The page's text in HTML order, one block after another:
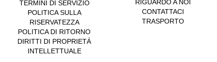
TERMINI DI SERVIZIO
POLITICA SULLA
RISERVATEZZA
POLITICA DI RITORNO
DIRITTI DI PROPRIETÁ
INTELLETTUALE
RIGUARDO A NOI
CONTATTACI
TRASPORTO